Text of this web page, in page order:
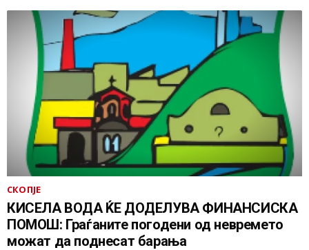
СКОПЈЕ
КИСЕЛА ВОДА ЌЕ ДОДЕЛУВА ФИНАНСИСКА
ПОМОШ: Граѓаните погодени од невремето
можат да поднесат барања